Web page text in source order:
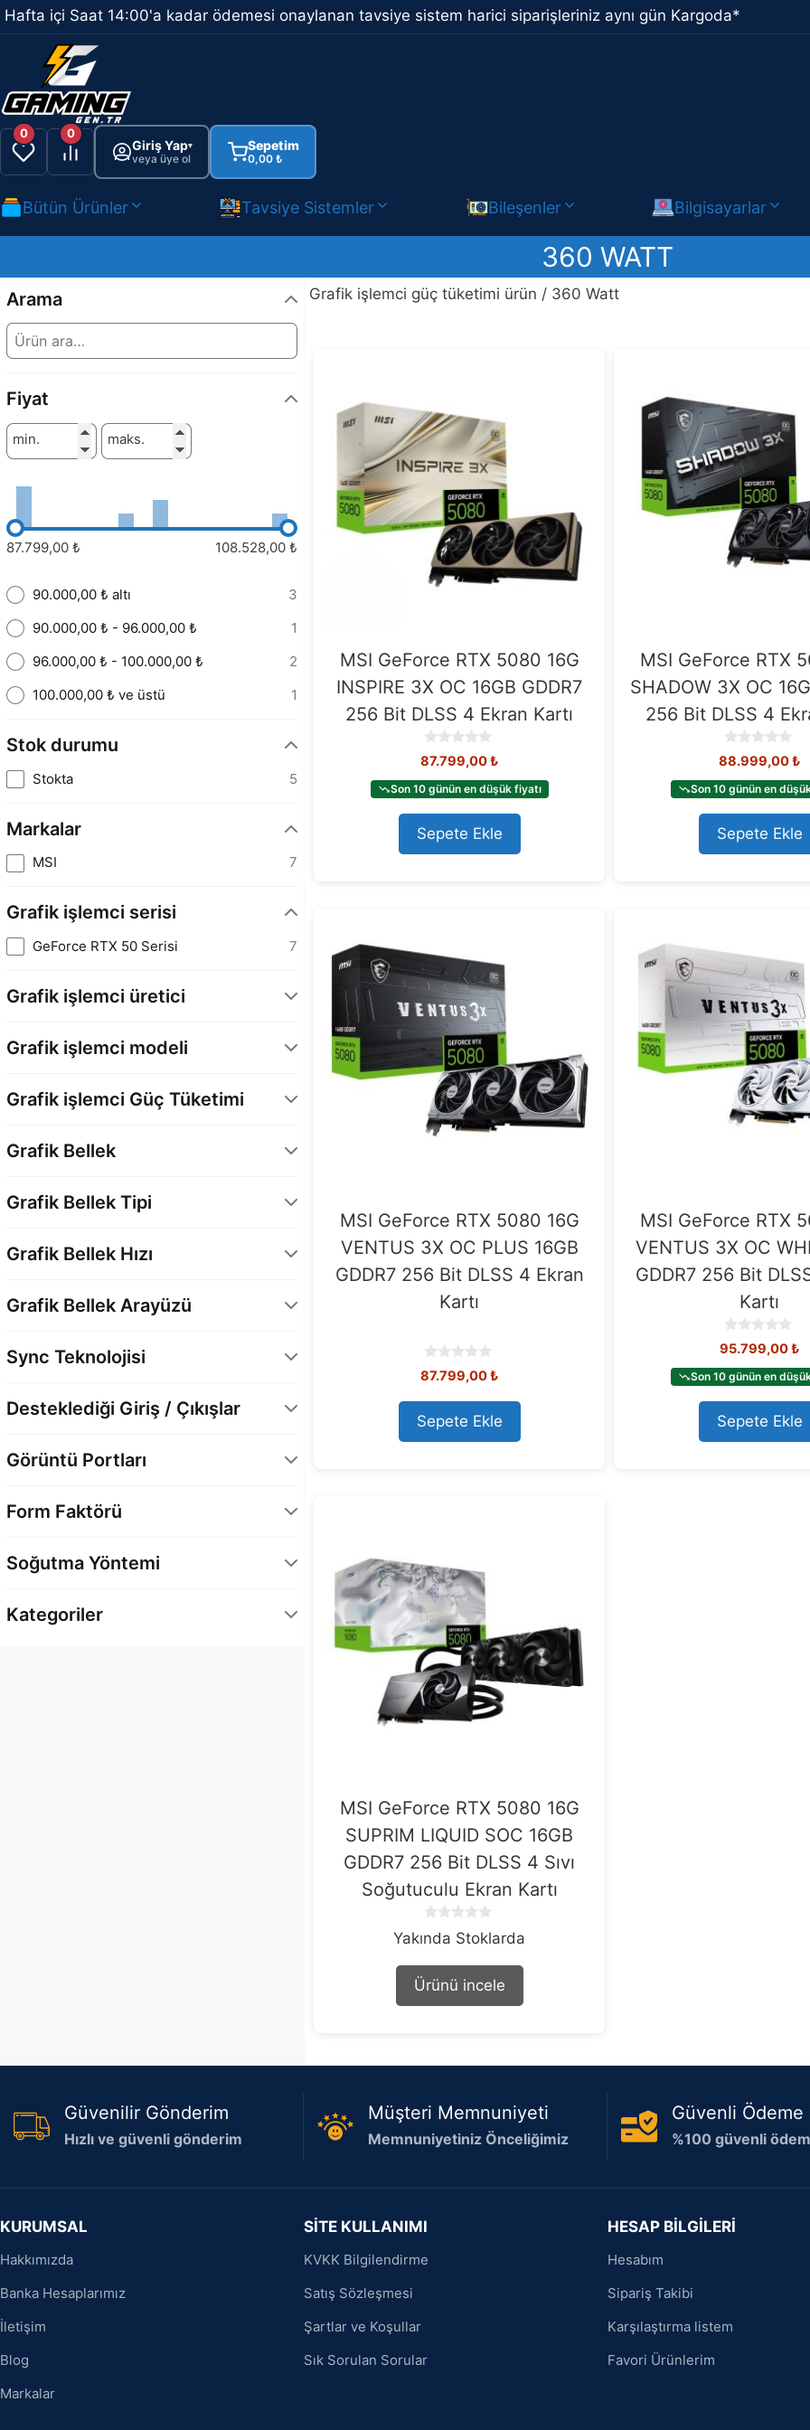
İçeriğe
atla
Hafta içi Saat 14:00'a kadar ödemesi onaylanan tavsiye sistem harici siparişleriniz aynı gün Kargoda*
0 0
Giriş Yap▾
veya üye ol
Sepetim
0,00 ₺
Bütün Ürünler Tavsiye Sistemler Bileşenler Bilgisayarlar
360 WATT
Grafik işlemci güç tüketimi ürün / 360 Watt
MSI GeForce RTX 5080 16G
INSPIRE 3X OC 16GB GDDR7
256 Bit DLSS 4 Ekran Kartı
0
o
u
t
o
f
87.799,00₺
Son 10 günün en düşük fiyatı
Sepete Ekle
MSI GeForce RTX
SHADOW 3X OC
256 Bit DLSS 4
0
o
u
t
o
f
88.999,00₺
Son 10 günün en
Sepete Ekle
MSI GeForce RTX 5080 16G
VENTUS 3X OC PLUS 16GB
GDDR7 256 Bit DLSS 4 Ekran
Kartı
0
o
u
t
o
f
87.799,00₺
Sepete Ekle
MSI GeForce RTX
VENTUS 3X OC
GDDR7 256 Bit
Kartı
0
o
u
t
o
f
95.799,00₺
Son 10 günün en
Sepete Ekle
MSI GeForce RTX 5080 16G
SUPRIM LIQUID SOC 16GB
GDDR7 256 Bit DLSS 4 Sıvı
Soğutuculu Ekran Kartı
o
t
o
f
Yakında Stoklarda
Ürünü incele
Arama
Fiyat
min. maks.
87.799,00 ₺ 108.528,00 ₺
90.000,00 ₺ altı
3
90.000,00 ₺ - 96.000,00 ₺
1
96.000,00 ₺ - 100.000,00 ₺
2
100.000,00 ₺ ve üstü
1
Stok durumu
Stokta 5
Markalar
MSI 7
Grafik işlemci serisi
GeForce RTX 50 Serisi 7
Grafik işlemci üretici
Grafik işlemci modeli
Grafik işlemci Güç Tüketimi
Grafik Bellek
Grafik Bellek Tipi
Grafik Bellek Hızı
Grafik Bellek Arayüzü
Sync Teknolojisi
Desteklediği Giriş / Çıkışlar
Görüntü Portları
3 x DisplayPort 2.1b
7
Form Faktörü
Soğutma Yöntemi
Kategoriler
Güvenilir Gönderim
Hızlı ve güvenli gönderim
Müşteri Memnuniyeti
Memnuniyetiniz Önceliğimiz
Güvenli Ödeme
%100 güvenli
KURUMSAL
Hakkımızda
Banka Hesaplarımız
İletişim
Blog
Markalar
SİTE KULLANIMI
KVKK Bilgilendirme
Satış Sözleşmesi
Şartlar ve Koşullar
Sık Sorulan Sorular
HESAP BİLGİLERİ
Hesabım
Sipariş Takibi
Karşılaştırma listem
Favori Ürünlerim